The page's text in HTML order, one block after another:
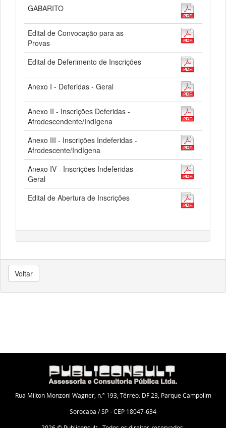
GABARITO
Edital de Convocação para as
Provas
Edital de Deferimento de Inscrições
Anexo I - Deferidas - Geral
Anexo II - Inscrições Deferidas -
Afrodescendente/Indígena
Anexo III - Inscrições Indeferidas -
Afrodescente/Indígena
Anexo IV - Inscrições Indeferidas -
Geral
Edital de Abertura de Inscrições
Voltar
Rua Milton Monzoni Wagner, n.º 193, Térreo: DF 23, Parque Campolim
Sorocaba / SP - CEP 18047-634